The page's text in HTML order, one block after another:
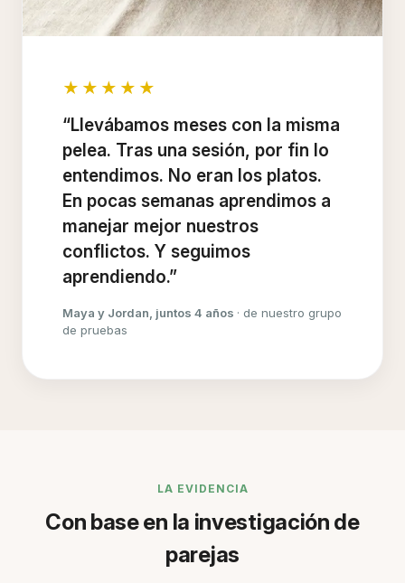
★★★★★
“Llevábamos meses con la misma
pelea. Tras una sesión, por fin lo
entendimos. No eran los platos.
En pocas semanas aprendimos a
manejar mejor nuestros
conflictos. Y seguimos
aprendiendo.”
Maya y Jordan, juntos 4 años · de nuestro grupo
de pruebas
LA EVIDENCIA
Con base en la investigación de
parejas